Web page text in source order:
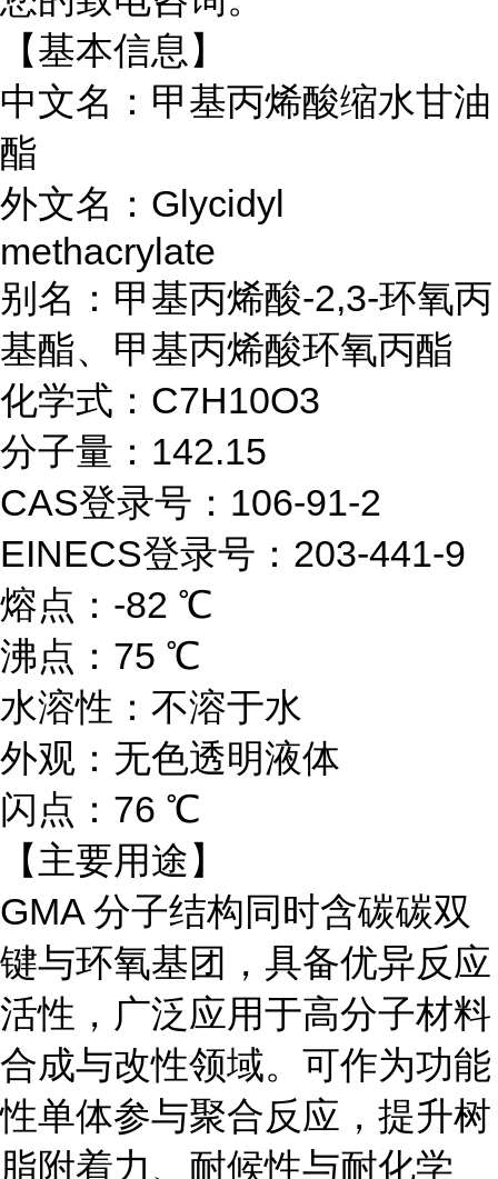
【基本信息】
中文名：甲基丙烯酸缩水甘油
酯
外文名：Glycidyl
methacrylate
别名： 甲基丙烯酸-2,3-环氧丙
基酯、甲基丙烯酸环氧丙酯
化学式：C7H10O3
分子量：142.15
CAS登录号：106-91-2
EINECS登录号：203-441-9
熔点：-82 ℃
沸点：75 ℃
水溶性：不溶于水
外观：无色透明液体
闪点：76 ℃
【主要用途】
GMA 分子结构同时含碳碳双
键与环氧基团，具备优异反应
活性，广泛应用于高分子材料
合成与改性领域。可作为功能
性单体参与聚合反应，提升树
脂附着力、耐候性与耐化学